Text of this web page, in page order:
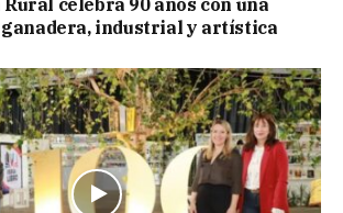
celebra 90 años con una
industrial y artística